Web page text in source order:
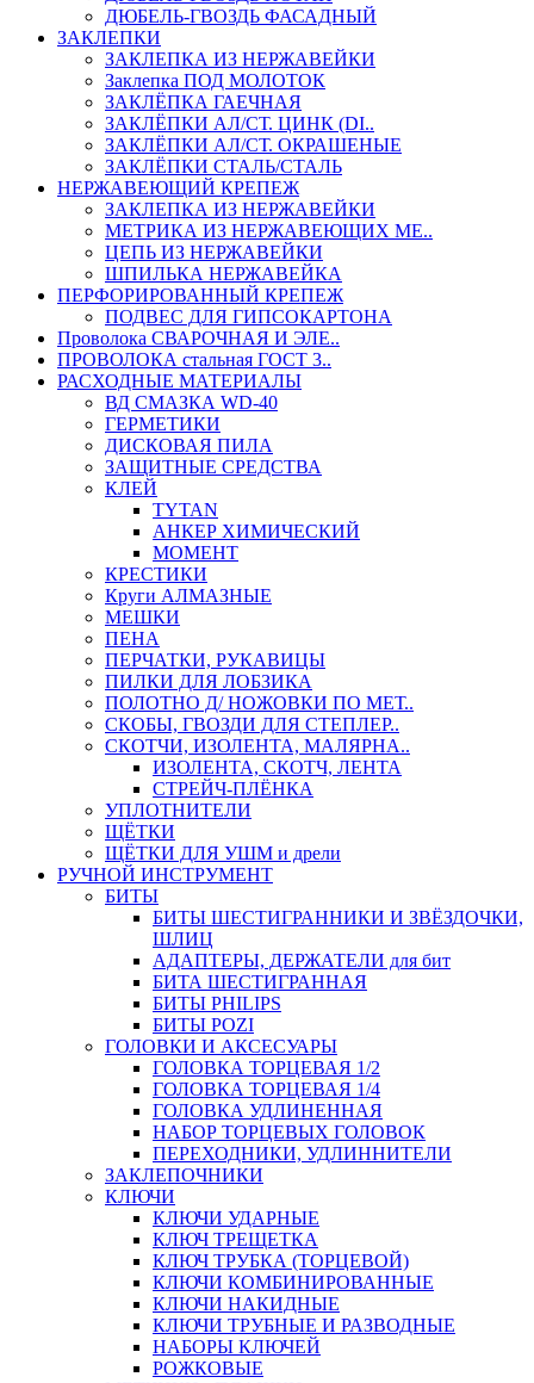
ДЮБЕЛЬ-ГВОЗДЬ ФАСАДНЫЙ
ЗАКЛЕПКИ
ЗАКЛЕПКА ИЗ НЕРЖАВЕЙКИ
Заклепка ПОД МОЛОТОК
ЗАКЛЁПКА ГАЕЧНАЯ
ЗАКЛЁПКИ АЛ/СТ. ЦИНК (DI..
ЗАКЛЁПКИ АЛ/СТ. ОКРАШЕНЫЕ
ЗАКЛЁПКИ СТАЛЬ/СТАЛЬ
НЕРЖАВЕЮЩИЙ КРЕПЕЖ
ЗАКЛЕПКА ИЗ НЕРЖАВЕЙКИ
МЕТРИКА ИЗ НЕРЖАВЕЮЩИХ МЕ..
ЦЕПЬ ИЗ НЕРЖАВЕЙКИ
ШПИЛЬКА НЕРЖАВЕЙКА
ПЕРФОРИРОВАННЫЙ КРЕПЕЖ
ПОДВЕС ДЛЯ ГИПСОКАРТОНА
Проволока СВАРОЧНАЯ И ЭЛЕ..
ПРОВОЛОКА стальная ГОСТ 3..
РАСХОДНЫЕ МАТЕРИАЛЫ
ВД СМАЗКА WD-40
ГЕРМЕТИКИ
ДИСКОВАЯ ПИЛА
ЗАЩИТНЫЕ СРЕДСТВА
КЛЕЙ
TYTAN
АНКЕР ХИМИЧЕСКИЙ
МОМЕНТ
КРЕСТИКИ
Круги АЛМАЗНЫЕ
МЕШКИ
ПЕНА
ПЕРЧАТКИ, РУКАВИЦЫ
ПИЛКИ ДЛЯ ЛОБЗИКА
ПОЛОТНО Д/ НОЖОВКИ ПО МЕТ..
СКОБЫ, ГВОЗДИ ДЛЯ СТЕПЛЕР..
СКОТЧИ, ИЗОЛЕНТА, МАЛЯРНА..
ИЗОЛЕНТА, СКОТЧ, ЛЕНТА
СТРЕЙЧ-ПЛЁНКА
УПЛОТНИТЕЛИ
ЩЁТКИ
ЩЁТКИ ДЛЯ УШМ и дрели
РУЧНОЙ ИНСТРУМЕНТ
БИТЫ
БИТЫ ШЕСТИГРАННИКИ И ЗВЁЗДОЧКИ,
ШЛИЦ
АДАПТЕРЫ, ДЕРЖАТЕЛИ для бит
БИТА ШЕСТИГРАННАЯ
БИТЫ PHILIPS
БИТЫ POZI
ГОЛОВКИ И АКСЕСУАРЫ
ГОЛОВКА ТОРЦЕВАЯ 1/2
ГОЛОВКА ТОРЦЕВАЯ 1/4
ГОЛОВКА УДЛИНЕННАЯ
НАБОР ТОРЦЕВЫХ ГОЛОВОК
ПЕРЕХОДНИКИ, УДЛИННИТЕЛИ
ЗАКЛЕПОЧНИКИ
КЛЮЧИ
КЛЮЧИ УДАРНЫЕ
КЛЮЧ ТРЕЩЕТКА
КЛЮЧ ТРУБКА (ТОРЦЕВОЙ)
КЛЮЧИ КОМБИНИРОВАННЫЕ
КЛЮЧИ НАКИДНЫЕ
КЛЮЧИ ТРУБНЫЕ И РАЗВОДНЫЕ
НАБОРЫ КЛЮЧЕЙ
РОЖКОВЫЕ